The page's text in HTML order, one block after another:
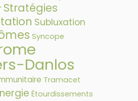
Stratégies
Subluxation
Syncope
Danlos
Tramacet
Étourdissements